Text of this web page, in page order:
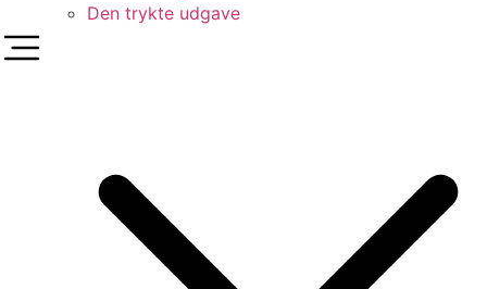
Den trykte udgave